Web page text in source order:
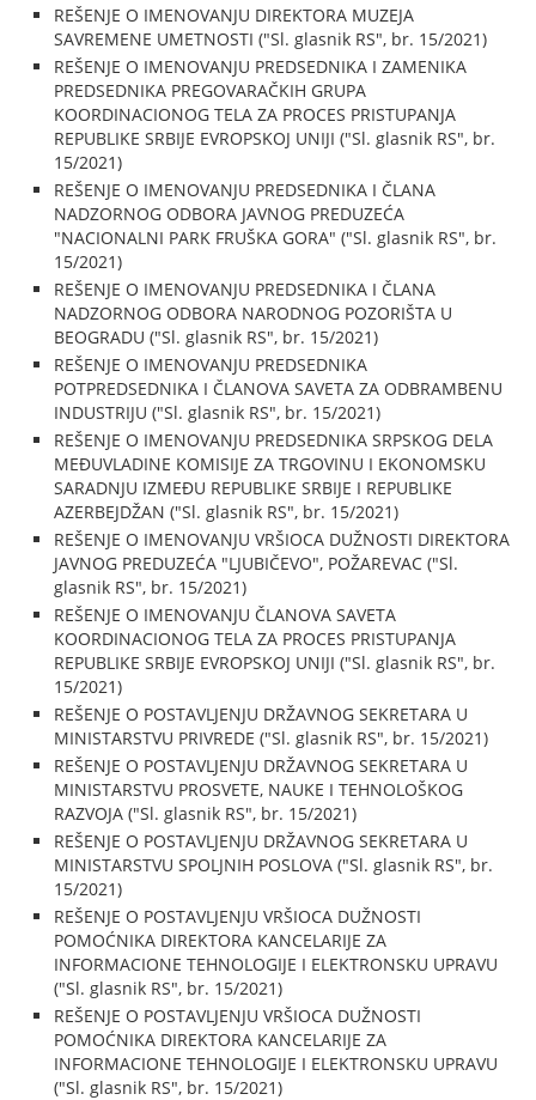
REŠENJE O IMENOVANJU DIREKTORA MUZEJA
SAVREMENE UMETNOSTI ("Sl. glasnik RS", br. 15/2021)
REŠENJE O IMENOVANJU PREDSEDNIKA I ZAMENIKA
PREDSEDNIKA PREGOVARAČKIH GRUPA
KOORDINACIONOG TELA ZA PROCES PRISTUPANJA
REPUBLIKE SRBIJE EVROPSKOJ UNIJI ("Sl. glasnik RS", br.
15/2021)
REŠENJE O IMENOVANJU PREDSEDNIKA I ČLANA
NADZORNOG ODBORA JAVNOG PREDUZEĆA
"NACIONALNI PARK FRUŠKA GORA" ("Sl. glasnik RS", br.
15/2021)
REŠENJE O IMENOVANJU PREDSEDNIKA I ČLANA
NADZORNOG ODBORA NARODNOG POZORIŠTA U
BEOGRADU ("Sl. glasnik RS", br. 15/2021)
REŠENJE O IMENOVANJU PREDSEDNIKA
POTPREDSEDNIKA I ČLANOVA SAVETA ZA ODBRAMBENU
INDUSTRIJU ("Sl. glasnik RS", br. 15/2021)
REŠENJE O IMENOVANJU PREDSEDNIKA SRPSKOG DELA
MEĐUVLADINE KOMISIJE ZA TRGOVINU I EKONOMSKU
SARADNJU IZMEĐU REPUBLIKE SRBIJE I REPUBLIKE
AZERBEJDŽAN ("Sl. glasnik RS", br. 15/2021)
REŠENJE O IMENOVANJU VRŠIOCA DUŽNOSTI DIREKTORA
JAVNOG PREDUZEĆA "LJUBIČEVO", POŽAREVAC ("Sl.
glasnik RS", br. 15/2021)
REŠENJE O IMENOVANJU ČLANOVA SAVETA
KOORDINACIONOG TELA ZA PROCES PRISTUPANJA
REPUBLIKE SRBIJE EVROPSKOJ UNIJI ("Sl. glasnik RS", br.
15/2021)
REŠENJE O POSTAVLJENJU DRŽAVNOG SEKRETARA U
MINISTARSTVU PRIVREDE ("Sl. glasnik RS", br. 15/2021)
REŠENJE O POSTAVLJENJU DRŽAVNOG SEKRETARA U
MINISTARSTVU PROSVETE, NAUKE I TEHNOLOŠKOG
RAZVOJA ("Sl. glasnik RS", br. 15/2021)
REŠENJE O POSTAVLJENJU DRŽAVNOG SEKRETARA U
MINISTARSTVU SPOLJNIH POSLOVA ("Sl. glasnik RS", br.
15/2021)
REŠENJE O POSTAVLJENJU VRŠIOCA DUŽNOSTI
POMOĆNIKA DIREKTORA KANCELARIJE ZA
INFORMACIONE TEHNOLOGIJE I ELEKTRONSKU UPRAVU
("Sl. glasnik RS", br. 15/2021)
REŠENJE O POSTAVLJENJU VRŠIOCA DUŽNOSTI
POMOĆNIKA DIREKTORA KANCELARIJE ZA
INFORMACIONE TEHNOLOGIJE I ELEKTRONSKU UPRAVU
("Sl. glasnik RS", br. 15/2021)